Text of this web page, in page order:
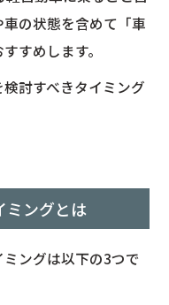
の状態を含めて「車
すめします。
討すべきタイミング
ミングとは
ングは以下の3つで